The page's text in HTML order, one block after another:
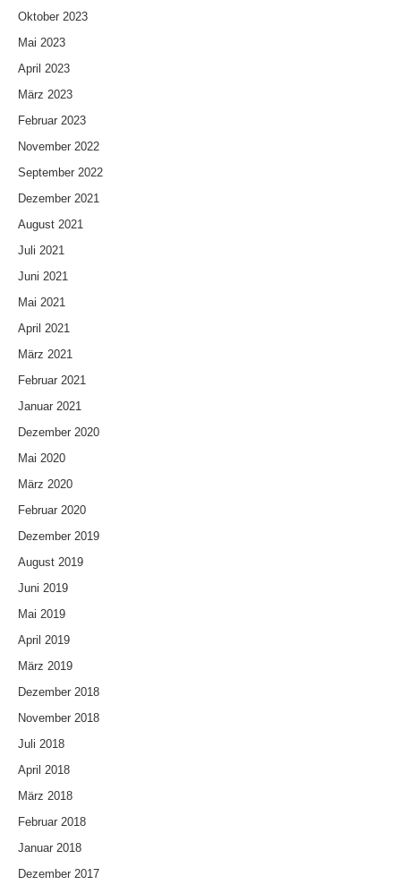
Oktober 2023
Mai 2023
April 2023
März 2023
Februar 2023
November 2022
September 2022
Dezember 2021
August 2021
Juli 2021
Juni 2021
Mai 2021
April 2021
März 2021
Februar 2021
Januar 2021
Dezember 2020
Mai 2020
März 2020
Februar 2020
Dezember 2019
August 2019
Juni 2019
Mai 2019
April 2019
März 2019
Dezember 2018
November 2018
Juli 2018
April 2018
März 2018
Februar 2018
Januar 2018
Dezember 2017